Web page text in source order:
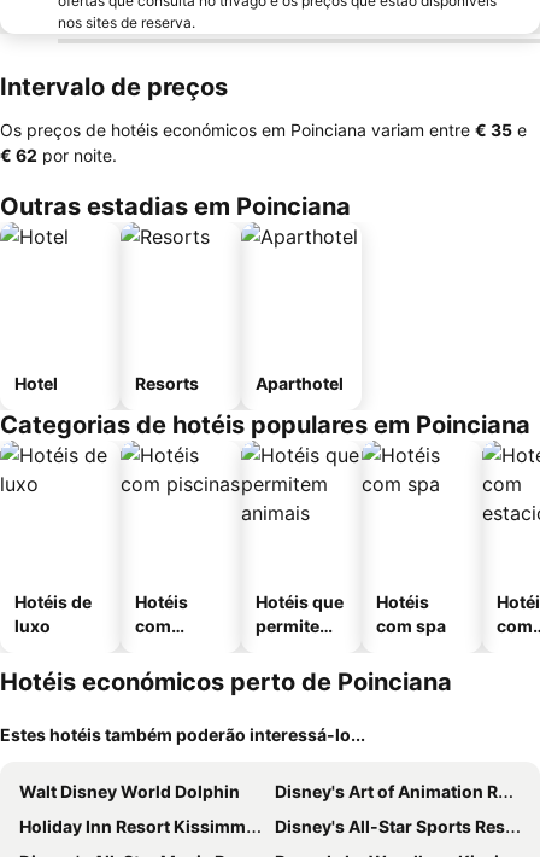
nos sites de reserva.
Intervalo de preços
Os preços de hotéis económicos em Poinciana variam entre ‎€ 35 e
‎€ 62 por noite.
Outras estadias em Poinciana
Hotel Resorts Aparthotel
Categorias de hotéis populares em Poinciana
Hotéis de
luxo
Hotéis
com
Hotéis que
permitem
Hotéis
com spa
com
Hotéis económicos perto de Poinciana
Estes hotéis também poderão interessá-lo...
Walt Disney World Dolphin
Disney's Art of Animation Resort
Holiday Inn Resort Kissimmee By The Parks By Ihg
Disney's All-Star Sports Resort